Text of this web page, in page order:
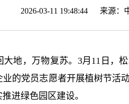
2026-03-11 19:48:44 来源：
地，万物复苏。3月11日，
的党员志愿者开展植树节活
进绿色园区建设。